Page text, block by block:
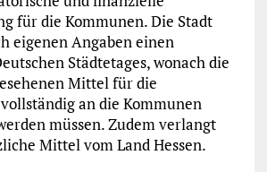
für die Kommunen. Die Stadt
eigenen Angaben einen
Städtetages, wonach die
Mittel für die
an die Kommunen
müssen. Zudem verlangt
Mittel vom Land Hessen.